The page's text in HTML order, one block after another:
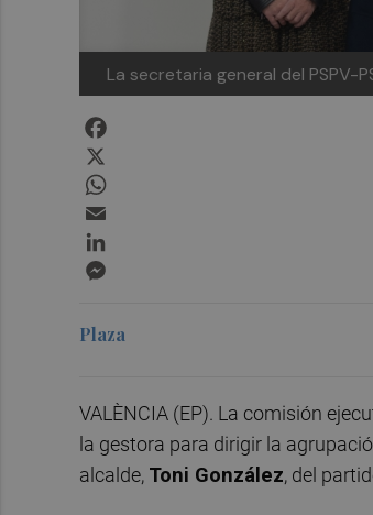
La secretaria general del PSPV-
Plaza
VALÈNCIA (EP). La comisión
la gestora para dirigir la
alcalde, Toni González, del